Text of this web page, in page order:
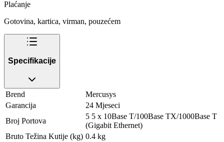
Plaćanje
Gotovina, kartica, virman, pouzećem
Specifikacije
Brend
Mercusys
Garancija
24 Mjeseci
Broj Portova
5 5 x 10Base T/100Base TX/1000Base T
(Gigabit Ethernet)
Bruto Težina Kutije (kg) 0.4 kg